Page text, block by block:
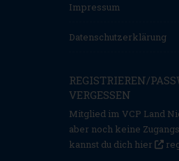
Impressum
Datenschutzerklärung
REGISTRIEREN/
VERGESSEN
Mitglied im VCP Land
aber noch keine
kannst du dich hier